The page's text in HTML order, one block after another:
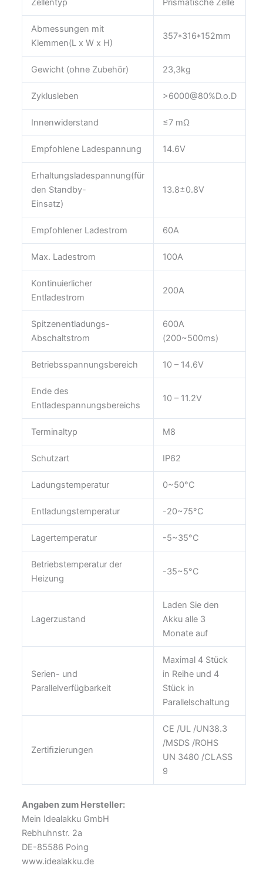
Zellentyp Prismatische Zelle
Abmessungen mit
Klemmen(L x W x H)
357*316*152mm
Gewicht (ohne Zubehör) 23,3kg
Zyklusleben >6000@80%D.o.D
Innenwiderstand ≤7 mΩ
Empfohlene Ladespannung 14.6V
Erhaltungsladespannung(für
den Standby-
Einsatz)
13.8±0.8V
Empfohlener Ladestrom 60A
Max. Ladestrom 100A
Kontinuierlicher
Entladestrom
200A
Spitzenentladungs-
Abschaltstrom
600A
(200~500ms)
Betriebsspannungsbereich 10 – 14.6V
Ende des
Entladespannungsbereichs
10 – 11.2V
Terminaltyp M8
Schutzart IP62
Ladungstemperatur 0~50°C
Entladungstemperatur -20~75°C
Lagertemperatur -5~35°C
Betriebstemperatur der
Heizung
-35~5°C
Lagerzustand
Laden Sie den
Akku alle 3
Monate auf
Serien- und
Parallelverfügbarkeit
Maximal 4 Stück
in Reihe und 4
Stück in
Parallelschaltung
Zertiﬁzierungen
CE /UL /UN38.3
/MSDS /ROHS
UN 3480 /CLASS
9
Angaben zum Hersteller:
Mein Idealakku GmbH
Rebhuhnstr. 2a
DE-85586 Poing
www.idealakku.de